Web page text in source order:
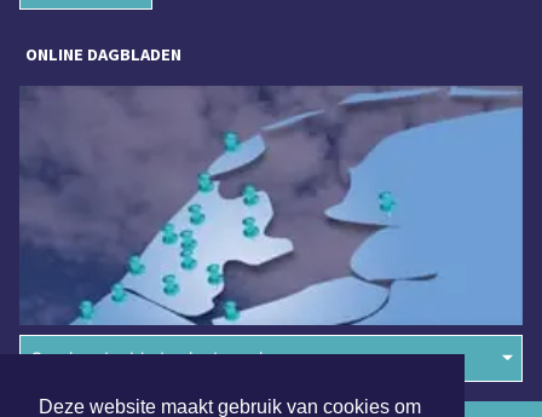
Deze website maakt gebruik van cookies om
ONLINE DAGBLADEN
Overige dagbladen in de regio